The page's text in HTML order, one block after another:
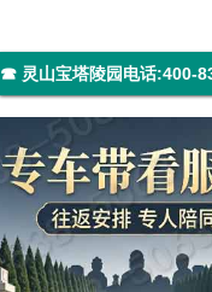
☎ 灵山宝塔陵园电话:400-